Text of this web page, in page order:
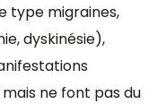
type migraines,
dyskinésie),
ne font pas du